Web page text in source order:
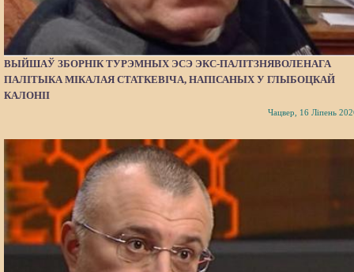
ВЫЙШАЎ ЗБОРНІК ТУРЭМНЫХ ЭСЭ ЭКС-ПАЛІТЗНЯВОЛЕНАГА
ПАЛІТЫКА МІКАЛАЯ СТАТКЕВІЧА, НАПІСАНЫХ У ГЛЫБОЦКАЙ
КАЛОНІІ
Чацвер, 16 Ліпень